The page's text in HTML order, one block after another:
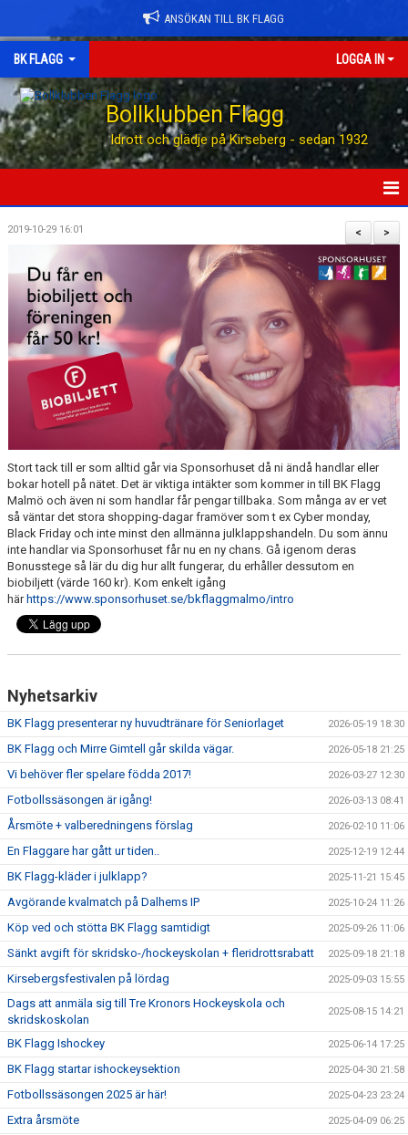
ANSÖKAN TILL BK FLAGG
BK FLAGG LOGGA IN
Bollklubben Flagg
Idrott och glädje på Kirseberg - sedan 1932
HEM
ANSÖK TILL BK FLAGG
STÖTTA BK FLAGG
KONTAKT
AVGIFTER
NYHETER
OM KLUBBEN
KALENDER
MATCHER
BILDGALLERI
DOKUMENT
KÖP FÖRENINGSKLÄDER
VÅRA PARTNERS!
>
<
2019-10-29 16:01
Stort tack till er som alltid går via Sponsorhuset då ni ändå handlar eller
bokar hotell på nätet. Det är viktiga intäkter som kommer in till BK Flagg
Malmö och även ni som handlar får pengar tillbaka. Som många av er vet
så väntar det stora shopping-dagar framöver som t ex Cyber monday,
Black Friday och inte minst den allmänna julklappshandeln. Du som ännu
inte handlar via Sponsorhuset får nu en ny chans. Gå igenom deras
Bonusstege så lär du dig hur allt fungerar, du erhåller dessutom en
biobiljett (värde 160 kr). Kom enkelt igång
här https://www.sponsorhuset.se/bkflaggmalmo/intro
Nyhetsarkiv
BK Flagg presenterar ny huvudtränare för Seniorlaget 2026-05-19 18:30
BK Flagg och Mirre Gimtell går skilda vägar. 2026-05-18 21:25
Vi behöver fler spelare födda 2017! 2026-03-27 12:30
Fotbollssäsongen är igång! 2026-03-13 08:41
Årsmöte + valberedningens förslag 2026-02-10 11:06
En Flaggare har gått ur tiden.. 2025-12-19 12:44
BK Flagg-kläder i julklapp? 2025-11-21 15:45
Avgörande kvalmatch på Dalhems IP 2025-10-24 11:26
Köp ved och stötta BK Flagg samtidigt 2025-09-26 11:06
Sänkt avgift för skridsko-/hockeyskolan + fleridrottsrabatt 2025-09-18 21:18
Kirsebergsfestivalen på lördag 2025-09-03 15:55
Dags att anmäla sig till Tre Kronors Hockeyskola och
skridskoskolan
2025-08-15 14:21
BK Flagg Ishockey 2025-06-14 17:25
BK Flagg startar ishockeysektion 2025-04-30 21:58
Fotbollssäsongen 2025 är här! 2025-04-23 23:24
Extra årsmöte 2025-04-09 06:25